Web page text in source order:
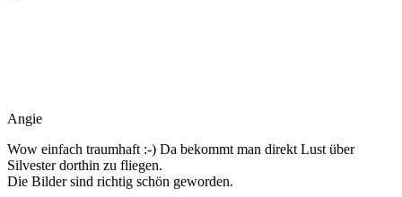
Angie
Wow einfach traumhaft :-) Da bekommt man direkt Lust über
Silvester dorthin zu fliegen.
Die Bilder sind richtig schön geworden.